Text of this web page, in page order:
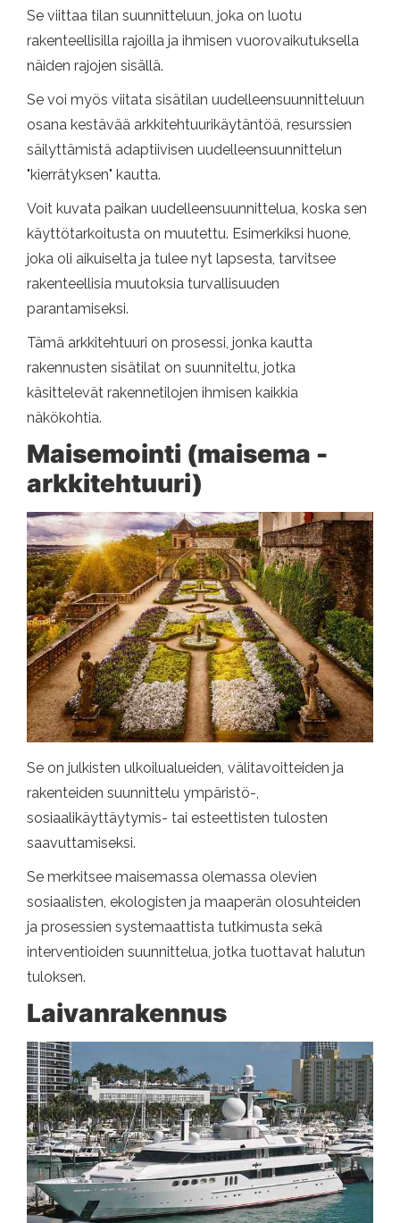
Se viittaa tilan suunnitteluun, joka on luotu
rakenteellisilla rajoilla ja ihmisen vuorovaikutuksella
näiden rajojen sisällä.
Se voi myös viitata sisätilan uudelleensuunnitteluun
osana kestävää arkkitehtuurikäytäntöä, resurssien
säilyttämistä adaptiivisen uudelleensuunnittelun
"kierrätyksen" kautta.
Voit kuvata paikan uudelleensuunnittelua, koska sen
käyttötarkoitusta on muutettu. Esimerkiksi huone,
joka oli aikuiselta ja tulee nyt lapsesta, tarvitsee
rakenteellisia muutoksia turvallisuuden
parantamiseksi.
Tämä arkkitehtuuri on prosessi, jonka kautta
rakennusten sisätilat on suunniteltu, jotka
käsittelevät rakennetilojen ihmisen kaikkia
näkökohtia.
Maisemointi (maisema -
arkkitehtuuri)
Se on julkisten ulkoilualueiden, välitavoitteiden ja
rakenteiden suunnittelu ympäristö-,
sosiaalikäyttäytymis- tai esteettisten tulosten
saavuttamiseksi.
Se merkitsee maisemassa olemassa olevien
sosiaalisten, ekologisten ja maaperän olosuhteiden
ja prosessien systemaattista tutkimusta sekä
interventioiden suunnittelua, jotka tuottavat halutun
tuloksen.
Laivanrakennus